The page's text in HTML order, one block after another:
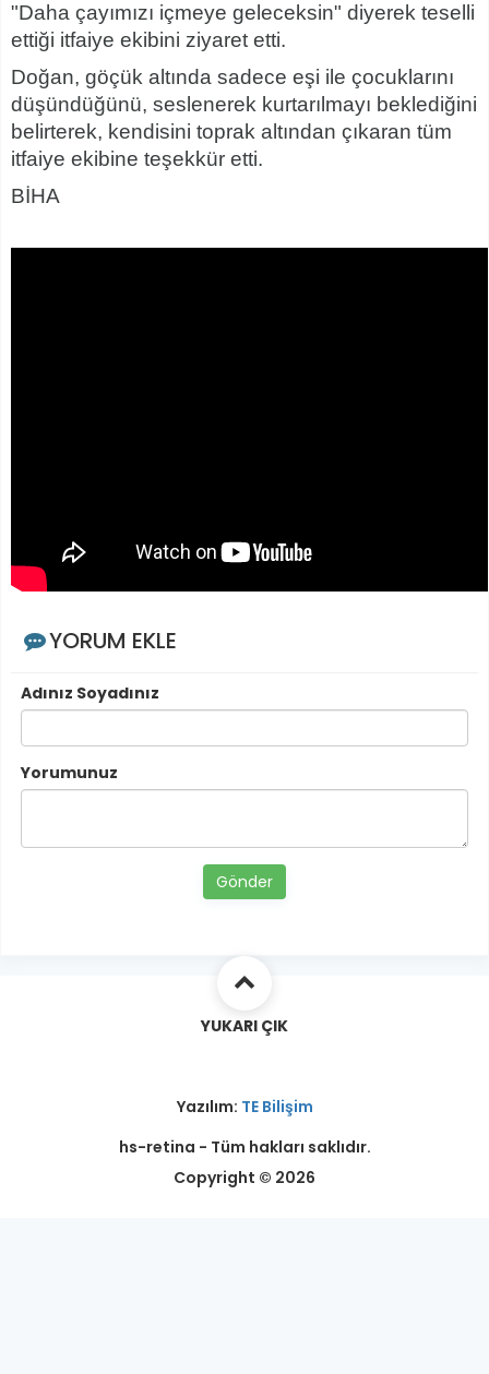
"Daha çayımızı içmeye geleceksin" diyerek teselli
ettiği itfaiye ekibini ziyaret etti.
Doğan, göçük altında sadece eşi ile çocuklarını
düşündüğünü, seslenerek kurtarılmayı beklediğini
belirterek, kendisini toprak altından çıkaran tüm
itfaiye ekibine teşekkür etti.
BİHA
YORUM EKLE
Adınız Soyadınız
Yorumunuz
Gönder
YUKARI ÇIK
Yazılım: TE Bilişim
hs-retina - Tüm hakları saklıdır.
Copyright © 2026